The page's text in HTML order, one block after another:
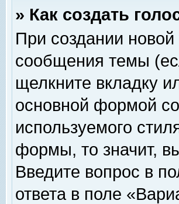
» Как создать
При создании
сообщения темы
щелкните вкладку
основной формой
используемого
формы, то значит,
Введите вопрос в
ответа в поле